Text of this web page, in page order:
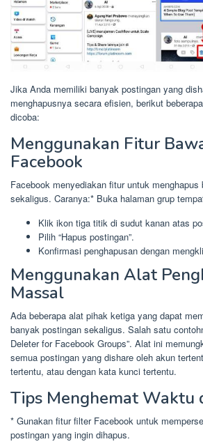
Jika Anda memiliki banyak postingan yang
menghapusnya secara efisien, berikut
dicoba:
Menggunakan Fitur
Facebook
Facebook menyediakan fitur untuk menghapus
sekaligus. Caranya:* Buka halaman grup
Klik ikon tiga titik di sudut kanan atas
Pilih “Hapus postingan”.
Konfirmasi penghapusan dengan
Menggunakan Alat
Massal
Ada beberapa alat pihak ketiga yang dapat
banyak postingan sekaligus. Salah satu
Deleter for Facebook Groups”. Alat ini
semua postingan yang dishare oleh akun
tertentu, atau dengan kata kunci tertentu.
Tips Menghemat Waktu
* Gunakan fitur filter Facebook untuk
postingan yang ingin dihapus.